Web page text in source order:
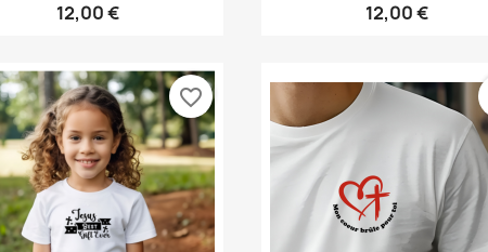
12,00 € 12,00 €
favorite_border